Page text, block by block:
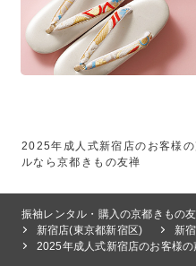
2025年成人式新宿店のお客様
ルなら京都きもの友禅
振袖レンタル・購入の京都きもの
新宿店(東京都新宿区)
新
2025年成人式新宿店のお客様の